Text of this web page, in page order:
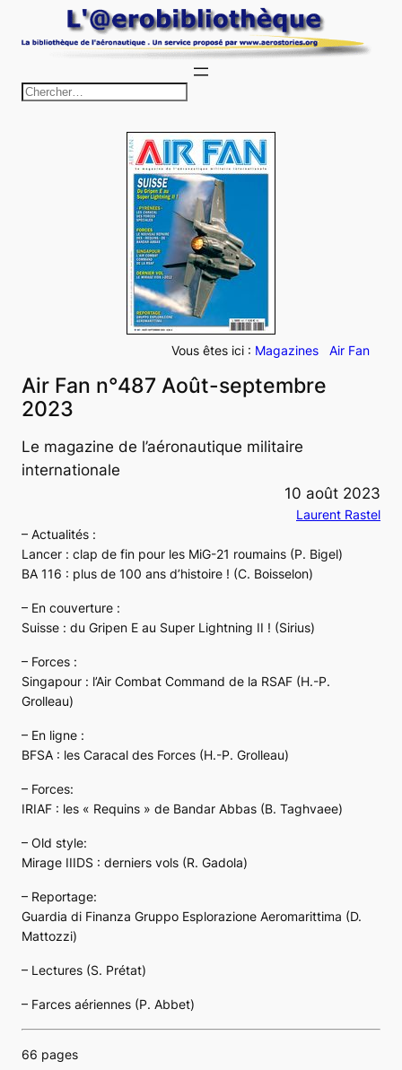
au
c
h
e
r
c
h
e
r
Vous êtes ici : Magazines Air Fan
Air Fan n°487 Août-septembre
2023
Le magazine de l’aéronautique militaire
internationale
10 août 2023
Laurent Rastel
– Actualités :
Lancer : clap de fin pour les MiG-21 roumains (P. Bigel)
BA 116 : plus de 100 ans d’histoire ! (C. Boisselon)
– En couverture :
Suisse : du Gripen E au Super Lightning II ! (Sirius)
– Forces :
Singapour : l’Air Combat Command de la RSAF (H.-P.
Grolleau)
– En ligne :
BFSA : les Caracal des Forces (H.-P. Grolleau)
– Forces:
IRIAF : les « Requins » de Bandar Abbas (B. Taghvaee)
– Old style:
Mirage IIIDS : derniers vols (R. Gadola)
– Reportage:
Guardia di Finanza Gruppo Esplorazione Aeromarittima (D.
Mattozzi)
– Lectures (S. Prétat)
– Farces aériennes (P. Abbet)
66 pages